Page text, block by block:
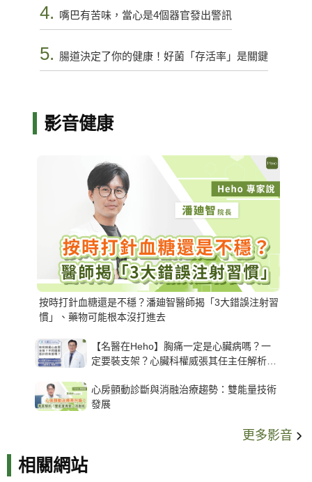
4. 嘴巴有苦味，當心是4個器官發出警訊
5. 腸道決定了你的健康！好菌「存活率」是關鍵
影音健康
按時打針血糖還是不穩？潘廸智醫師揭「3大錯誤注射習
慣」、藥物可能根本沒打進去
【名醫在Heho】胸痛一定是心臟病嗎？一
定要裝支架？心臟科權威張其任主任解析支
心房顫動診斷與消融治療趨勢：雙能量技術
發展
更多影音
相關網站